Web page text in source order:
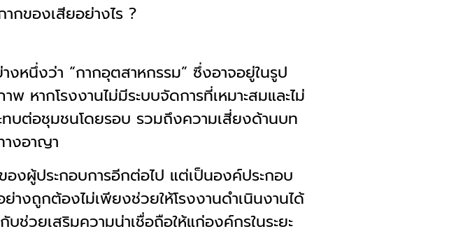
กของเสียอย่างไร ?
หนึ่งว่า “กากอุตสาหกรรม” ซึ่งอาจอยู่ในรูป
ากโรงงานไม่มีระบบจัดการที่เหมาะสมและไม่
บต่อชุมชนโดยรอบ รวมถึงความเสี่ยงด้านบท
งอาญา
องผู้ประกอบการอีกต่อไป แต่เป็นองค์ประกอบ
งถูกต้องไม่เพียงช่วยให้โรงงานดำเนินงานได้
ยเสริมความน่าเชื่อถือให้แก่องค์กรในระยะ